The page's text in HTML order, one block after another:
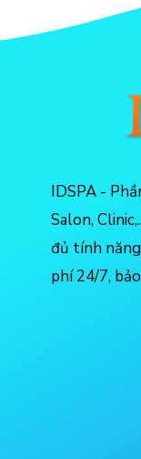
IDSPA -
Salon,
đủ tính
phí 24/7,